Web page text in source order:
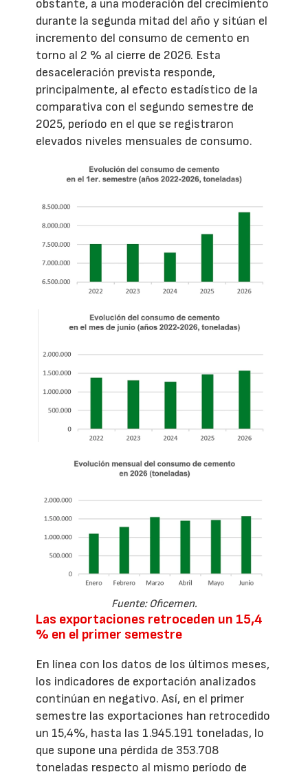
obstante, a una moderación del crecimiento
durante la segunda mitad del año y sitúan el
incremento del consumo de cemento en
torno al 2 % al cierre de 2026. Esta
desaceleración prevista responde,
principalmente, al efecto estadístico de la
comparativa con el segundo semestre de
2025, período en el que se registraron
elevados niveles mensuales de consumo.
Fuente: Oficemen.
Las exportaciones retroceden un 15,4
% en el primer semestre
En línea con los datos de los últimos meses,
los indicadores de exportación analizados
continúan en negativo. Así, en el primer
semestre las exportaciones han retrocedido
un 15,4%, hasta las 1.945.191 toneladas, lo
que supone una pérdida de 353.708
toneladas respecto al mismo período de